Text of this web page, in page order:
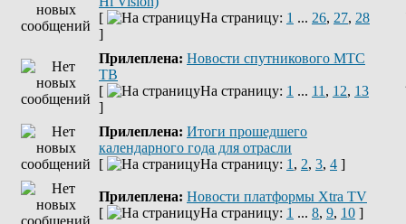
[
На страницу: 1 ... 26, 27, 28
]
Прилеплена: Новости спутникового МТС
ТВ
[
На страницу: 1 ... 11 , 12, 13
]
Прилеплена: Итоги прошедшего
календарного года для отрасли
[
На страницу: 1 , 2, 3, 4 ]
Прилеплена: Новости платформы Xtra TV
[
На страницу: 1 ... 8, 9, 10 ]